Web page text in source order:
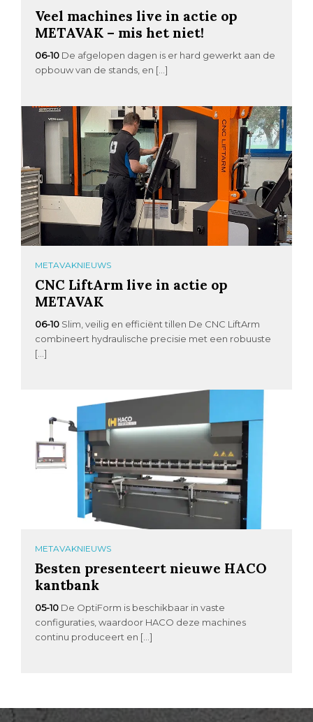
Veel machines live in actie op
METAVAK – mis het niet!
06-10 De afgelopen dagen is er hard gewerkt aan de
opbouw van de stands, en […]
METAVAKNIEUWS
CNC LiftArm live in actie op
METAVAK
06-10 Slim, veilig en efficiënt tillen De CNC LiftArm
combineert hydraulische precisie met een robuuste
[…]
METAVAKNIEUWS
Besten presenteert nieuwe HACO
kantbank
05-10 De OptiForm is beschikbaar in vaste
configuraties, waardoor HACO deze machines
continu produceert en […]